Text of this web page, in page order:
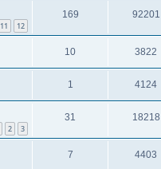
11 12
169 92201
10 3822
1 4124
2 3
31 18218
7 4403